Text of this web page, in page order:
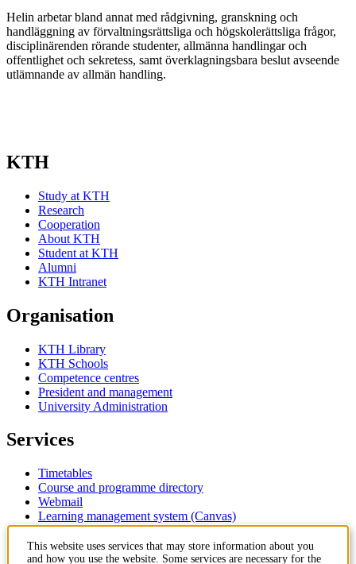
Helin arbetar bland annat med rådgivning, granskning och
handläggning av förvaltningsrättsliga och högskolerättsliga frågor,
disciplinärenden rörande studenter, allmänna handlingar och
offentlighet och sekretess, samt överklagningsbara beslut avseende
utlämnande av allmän handling.
KTH
Study at KTH
Research
Cooperation
About KTH
Student at KTH
Alumni
KTH Intranet
Organisation
KTH Library
KTH Schools
Competence centres
President and management
University Administration
Services
Timetables
Course and programme directory
Webmail
Learning management system (Canvas)
Contact
This website uses services that may store information about you
and how you use the website. Some services are necessary for the